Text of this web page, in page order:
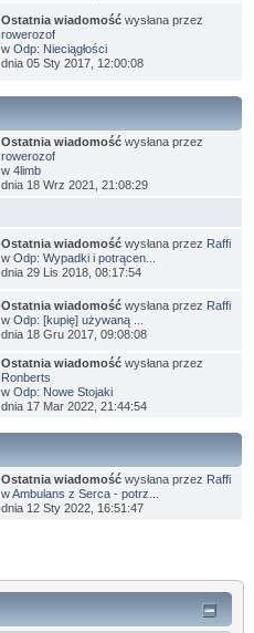
Ostatnia wiadomość wysłana przez
rowerozof
wOdp: Nieciągłości
dnia 05 Sty 2017, 12:00:08
Ostatnia wiadomość wysłana przez
rowerozof
w4limb
dnia 18 Wrz 2021, 21:08:29
Ostatnia wiadomość wysłana przez Raffi
wOdp: Wypadki i potrącen...
dnia 29 Lis 2018, 08:17:54
Ostatnia wiadomość wysłana przez Raffi
wOdp: [kupię] używaną ...
dnia 18 Gru 2017, 09:08:08
Ostatnia wiadomość wysłana przez
Ronberts
wOdp: Nowe Stojaki
dnia 17 Mar 2022, 21:44:54
Ostatnia wiadomość wysłana przez Raffi
wAmbulans z Serca - potrz...
dnia 12 Sty 2022, 16:51:47